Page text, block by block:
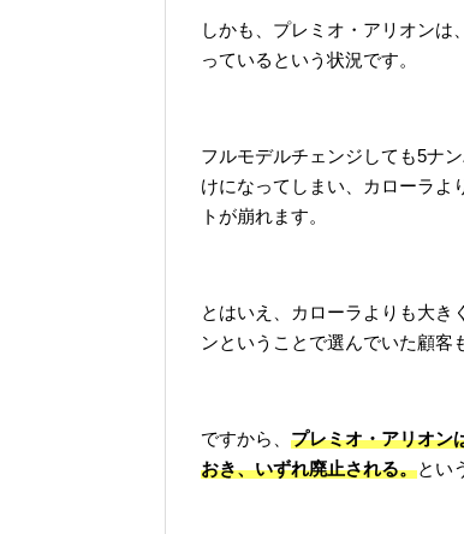
しかも、プレミオ・アリオンは
っているという状況です。
フルモデルチェンジしても5ナ
けになってしまい、カローラよ
トが崩れます。
とはいえ、カローラよりも大き
ンということで選んでいた顧客
ですから、 プレミオ・アリオン
おき、いずれ廃止される。とい